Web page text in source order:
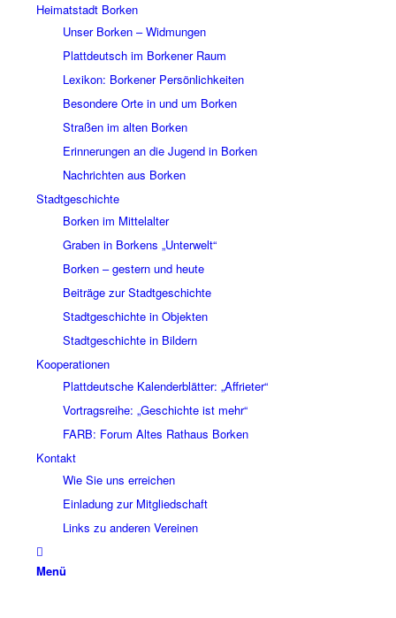
Heimatstadt Borken
Unser Borken – Widmungen
Plattdeutsch im Borkener Raum
Lexikon: Borkener Persönlichkeiten
Besondere Orte in und um Borken
Straßen im alten Borken
Erinnerungen an die Jugend in Borken
Nachrichten aus Borken
Stadtgeschichte
Borken im Mittelalter
Graben in Borkens „Unterwelt“
Borken – gestern und heute
Beiträge zur Stadtgeschichte
Stadtgeschichte in Objekten
Stadtgeschichte in Bildern
Kooperationen
Plattdeutsche Kalenderblätter: „Affrieter“
Vortragsreihe: „Geschichte ist mehr“
FARB: Forum Altes Rathaus Borken
Kontakt
Wie Sie uns erreichen
Einladung zur Mitgliedschaft
Links zu anderen Vereinen
Menü